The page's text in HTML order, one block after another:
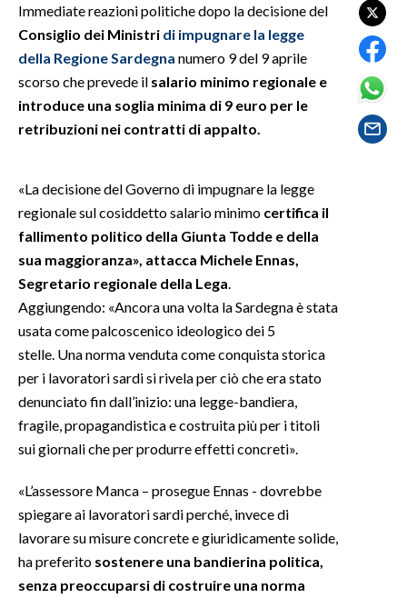
SALUTE
SARDEGNA TURISMO
SARDI NEL MONDO
NOTIZIE
#CARAUNIONE
3 MINUTI CON
INSULARITÀ
INFO AZIENDE
ANNUNCI
NECROLOGI
PUBBLICITÀ
Immediate reazioni politiche dopo la decisione del
Consiglio dei Ministri di impugnare la legge
della Regione Sardegna numero 9 del 9 aprile
scorso che prevede il salario minimo regionale e
introduce una soglia minima di 9 euro per le
retribuzioni nei contratti di appalto.
«La decisione del Governo di impugnare la legge
regionale sul cosiddetto salario minimo certifica il
fallimento politico della Giunta Todde e della
sua maggioranza», attacca Michele Ennas,
Segretario regionale della Lega
Aggiungendo: «Ancora una volta la Sardegna è stata
usata come palcoscenico ideologico dei 5
stelle. Una norma venduta come conquista storica
per i lavoratori sardi si rivela per ciò che era stato
denunciato fin dall’inizio: una legge-bandiera,
fragile, propagandistica e costruita più per i titoli
sui giornali che per produrre effetti concreti».
«L’assessore Manca – prosegue Ennas - dovrebbe
spiegare ai lavoratori sardi perché, invece di
lavorare su misure concrete e giuridicamente solide,
ha preferito sostenere una bandierina politica,
senza preoccuparsi di costruire una norma